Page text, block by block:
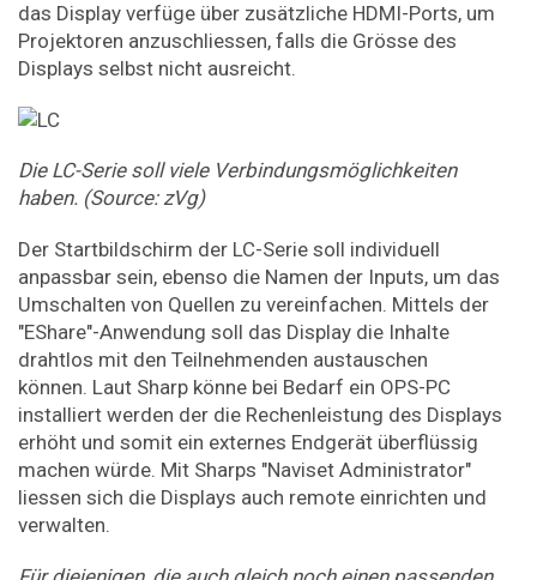
das Display verfüge über zusätzliche HDMI-Ports, um
Projektoren anzuschliessen, falls die Grösse des
Displays selbst nicht ausreicht.
Die LC-Serie soll viele Verbindungsmöglichkeiten
haben. (Source: zVg)
Der Startbildschirm der LC-Serie soll individuell
anpassbar sein, ebenso die Namen der Inputs, um das
Umschalten von Quellen zu vereinfachen. Mittels der
"EShare"-Anwendung soll das Display die Inhalte
drahtlos mit den Teilnehmenden austauschen
können. Laut Sharp könne bei Bedarf ein OPS-PC
installiert werden der die Rechenleistung des Displays
erhöht und somit ein externes Endgerät überflüssig
machen würde. Mit Sharps "Naviset Administrator"
liessen sich die Displays auch remote einrichten und
verwalten.